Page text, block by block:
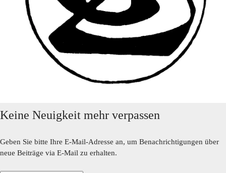
Keine Neuigkeit mehr verpassen
Geben Sie bitte Ihre E-Mail-Adresse an, um Benachrichtigungen über
neue Beiträge via E-Mail zu erhalten.